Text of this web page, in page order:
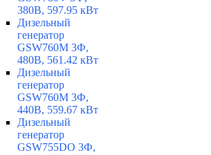
380В, 597.95 кВт
Дизельный
генератор
GSW760M 3Ф,
480В, 561.42 кВт
Дизельный
генератор
GSW760M 3Ф,
440В, 559.67 кВт
Дизельный
генератор
GSW755DO 3Ф,